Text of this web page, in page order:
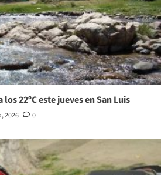
22ºC este jueves en San Luis
2026 0